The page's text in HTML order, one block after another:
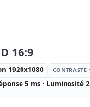
Poids: 4.70
16:9
1920x1080 CONTRASTE
5 ms · Luminosité